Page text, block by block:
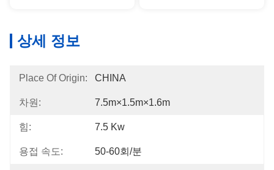
상세 정보
Place Of Origin: CHINA
차원: 7.5m×1.5m×1.6m
힘: 7.5 Kw
용접 속도: 50-60회/분